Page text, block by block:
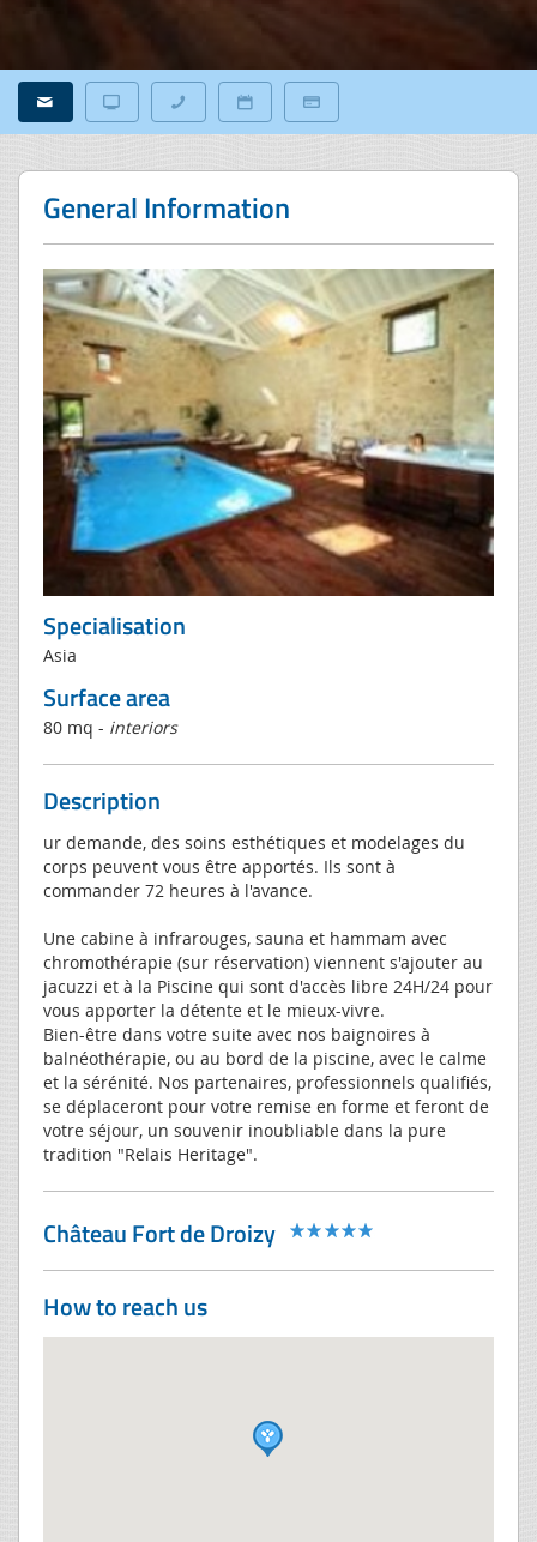
General Information
Specialisation
Asia
Surface area
80 mq - interiors
Description
ur demande, des soins esthétiques et modelages du
corps peuvent vous être apportés. Ils sont à
commander 72 heures à l'avance.
Une cabine à infrarouges, sauna et hammam avec
chromothérapie (sur réservation) viennent s'ajouter au
jacuzzi et à la Piscine qui sont d'accès libre 24H/24 pour
vous apporter la détente et le mieux-vivre.
Bien-être dans votre suite avec nos baignoires à
balnéothérapie, ou au bord de la piscine, avec le calme
et la sérénité. Nos partenaires, professionnels qualifiés,
se déplaceront pour votre remise en forme et feront de
votre séjour, un souvenir inoubliable dans la pure
tradition "Relais Heritage".
Château Fort de Droizy
How to reach us